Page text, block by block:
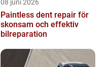
08 juni 2026
Paintless dent repair för
skonsam och effektiv
bilreparation